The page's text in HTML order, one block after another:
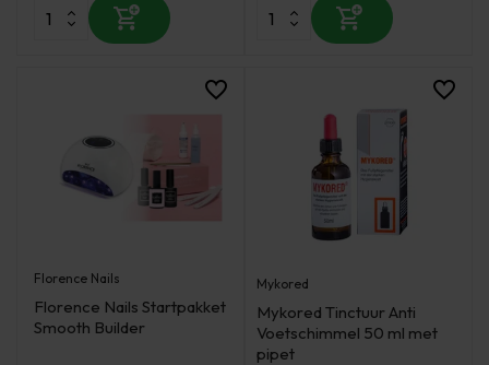
Florence Nails
Florence Nails Startpakket
Smooth Builder
Mykored
Mykored Tinctuur Anti
Voetschimmel 50 ml met
pipet